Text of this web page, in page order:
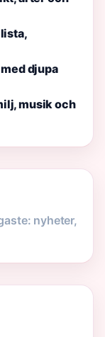
djupa
musik och
nyheter,